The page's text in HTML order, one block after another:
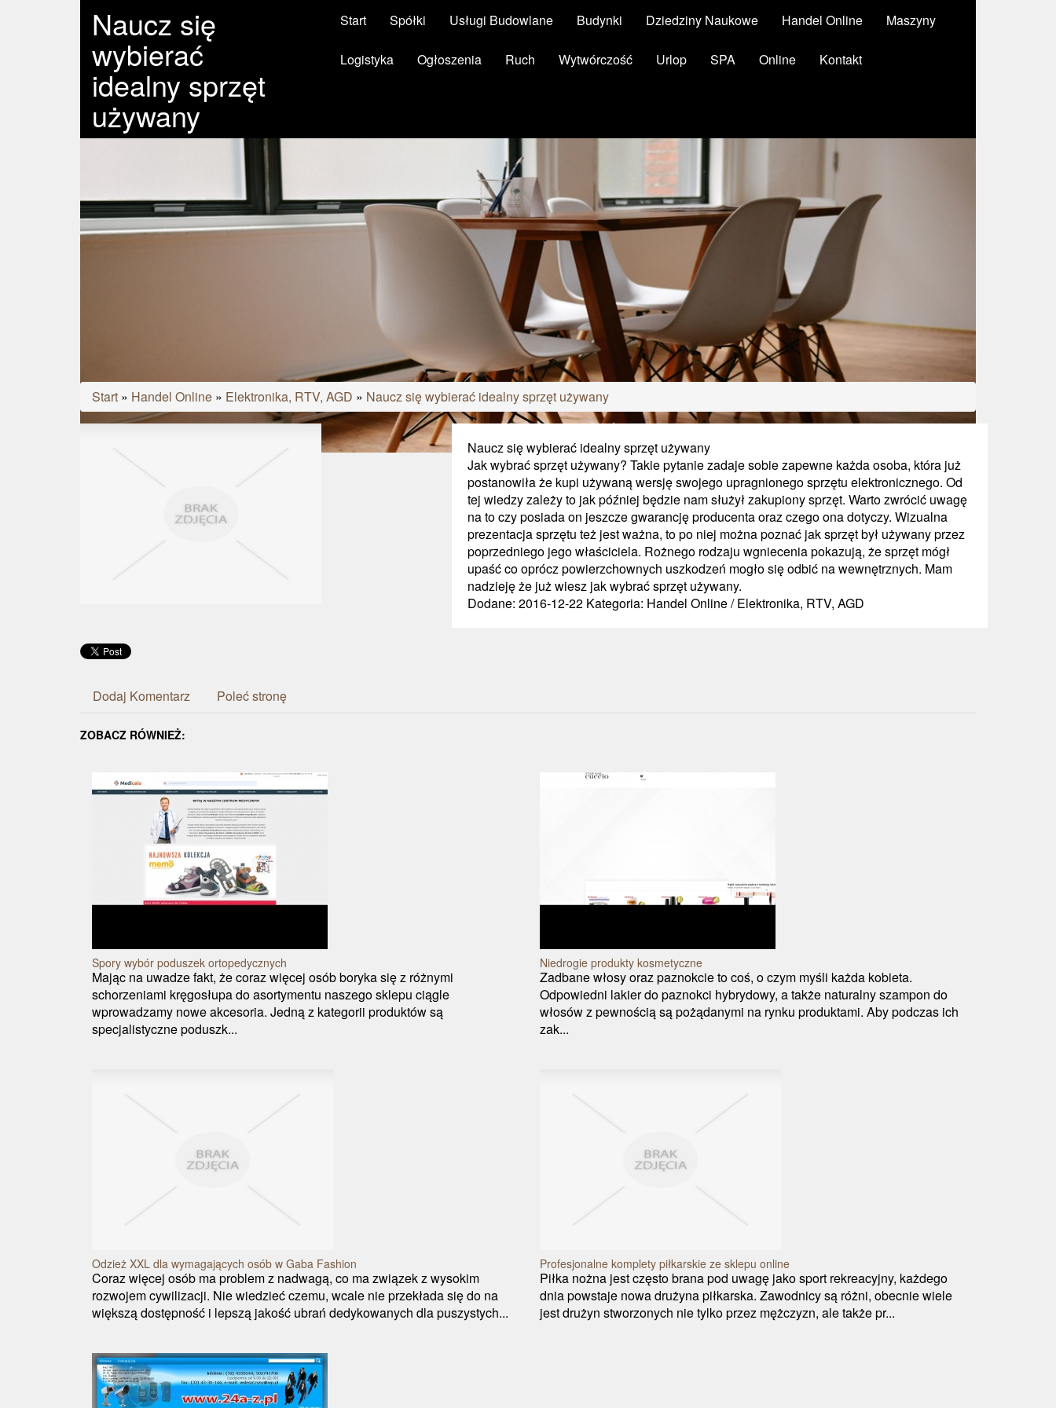
Naucz się
wybierać
idealny sprzęt
używany
Start Spółki Usługi Budowlane Budynki Dziedziny Naukowe Handel Online Maszyny
Logistyka Ogłoszenia Ruch Wytwórczość Urlop SPA Online Kontakt
Start » Handel Online » Elektronika, RTV, AGD » Naucz się wybierać idealny sprzęt używany
Naucz się wybierać idealny sprzęt używany
Jak wybrać sprzęt używany? Takie pytanie zadaje sobie zapewne każda osoba, która już
postanowiła że kupi używaną wersję swojego upragnionego sprzętu elektronicznego. Od
tej wiedzy zależy to jak później będzie nam służył zakupiony sprzęt. Warto zwrócić uwagę
na to czy posiada on jeszcze gwarancję producenta oraz czego ona dotyczy. Wizualna
prezentacja sprzętu też jest ważna, to po niej można poznać jak sprzęt był używany przez
poprzedniego jego właściciela. Rożnego rodzaju wgniecenia pokazują, że sprzęt mógł
upaść co oprócz powierzchownych uszkodzeń mogło się odbić na wewnętrznych. Mam
nadzieję że już wiesz jak wybrać sprzęt używany.
Dodane: 2016-12-22 Kategoria: Handel Online / Elektronika, RTV, AGD
Dodaj Komentarz Poleć stronę
ZOBACZ RÓWNIEŻ:
Spory wybór poduszek ortopedycznych
Mając na uwadze fakt, że coraz więcej osób boryka się z różnymi
schorzeniami kręgosłupa do asortymentu naszego sklepu ciągle
wprowadzamy nowe akcesoria. Jedną z kategorii produktów są
specjalistyczne poduszk...
Niedrogie produkty kosmetyczne
Zadbane włosy oraz paznokcie to coś, o czym myśli każda kobieta.
Odpowiedni lakier do paznokci hybrydowy, a także naturalny szampon do
włosów z pewnością są pożądanymi na rynku produktami. Aby podczas ich
zak...
Odzież XXL dla wymagających osób w Gaba Fashion
Coraz więcej osób ma problem z nadwagą, co ma związek z wysokim
rozwojem cywilizacji. Nie wiedzieć czemu, wcale nie przekłada się do na
większą dostępność i lepszą jakość ubrań dedykowanych dla puszystych...
Profesjonalne komplety piłkarskie ze sklepu online
Piłka nożna jest często brana pod uwagę jako sport rekreacyjny, każdego
dnia powstaje nowa drużyna piłkarska. Zawodnicy są różni, obecnie wiele
jest drużyn stworzonych nie tylko przez mężczyzn, ale także pr...